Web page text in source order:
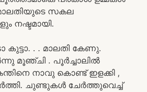
സകല
നഷ്ടമായി.
കുട്ടാ. . . മാലതി കേണു.
മൂഞ്ചി . പൂർച്ചാലിൽ
നാവു കൊണ്ട് ഇളക്കി ,
ചുണ്ടുകൾ ചേർത്തുവെച്ച്